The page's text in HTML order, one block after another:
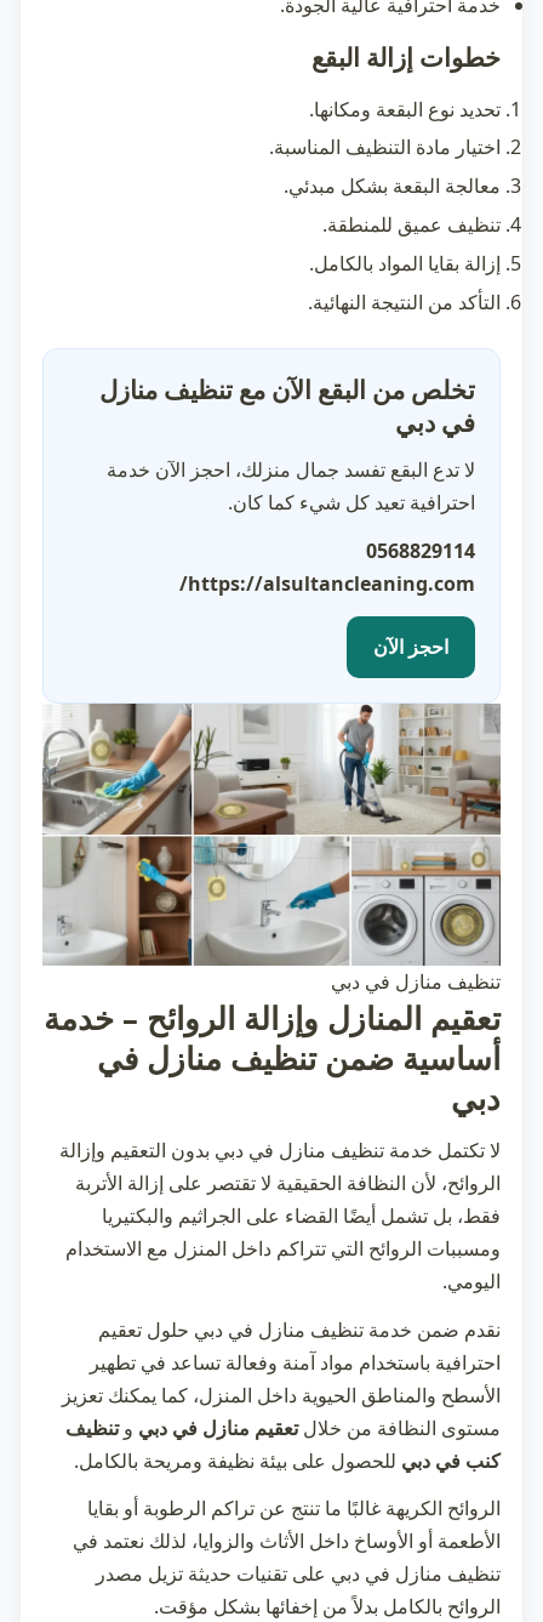
خطوات إزالة البقع
تحديد نوع البقعة ومكانها.
اختيار مادة التنظيف المناسبة.
معالجة البقعة بشكل مبدئي.
تنظيف عميق للمنطقة.
إزالة بقايا المواد بالكامل.
التأكد من النتيجة النهائية.
تخلص من البقع الآن مع تنظيف منازل
في دبي
لا تدع البقع تفسد جمال منزلك، احجز الآن خدمة
احترافية تعيد كل شيء كما كان.
0568829114
https://alsultancleaning.com/
احجز الآن
تنظيف منازل في دبي
تعقيم المنازل وإزالة الروائح – خدمة
أساسية ضمن تنظيف منازل في
دبي
لا تكتمل خدمة تنظيف منازل في دبي بدون التعقيم وإزالة
الروائح، لأن النظافة الحقيقية لا تقتصر على إزالة الأتربة
فقط، بل تشمل أيضًا القضاء على الجراثيم والبكتيريا
ومسببات الروائح التي تتراكم داخل المنزل مع الاستخدام
اليومي.
نقدم ضمن خدمة تنظيف منازل في دبي حلول تعقيم
احترافية باستخدام مواد آمنة وفعالة تساعد في تطهير
الأسطح والمناطق الحيوية داخل المنزل، كما يمكنك تعزيز
مستوى النظافة من خلالتعقيم منازل في دبي وتنظيف
كنب في دبي للحصول على بيئة نظيفة ومريحة بالكامل.
الروائح الكريهة غالبًا ما تنتج عن تراكم الرطوبة أو بقايا
الأطعمة أو الأوساخ داخل الأثاث والزوايا، لذلك نعتمد في
تنظيف منازل في دبي على تقنيات حديثة تزيل مصدر
الروائح بالكامل بدلاً من إخفائها بشكل مؤقت.